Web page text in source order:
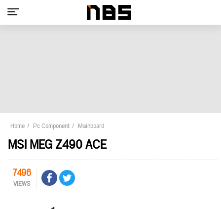
Home Pc Component Mainboard
MSI MEG Z490 ACE
7496
VIEWS